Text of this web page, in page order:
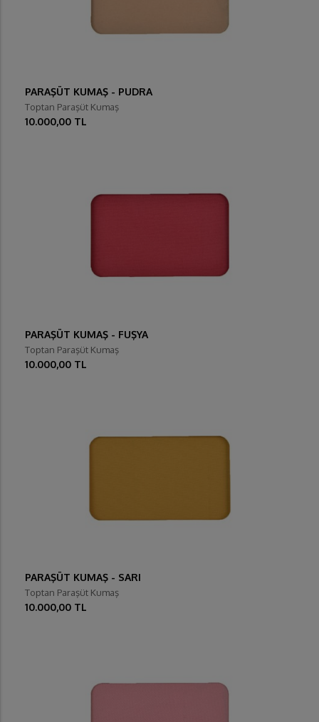
PARAŞÜT KUMAŞ - PUDRA
Toptan Paraşüt Kumaş
10.000,00 TL
PARAŞÜT KUMAŞ - FUŞYA
Toptan Paraşüt Kumaş
10.000,00 TL
PARAŞÜT KUMAŞ - SARI
Toptan Paraşüt Kumaş
10.000,00 TL